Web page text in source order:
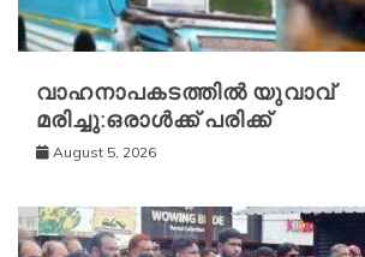
വാഹനാപകടത്തിൽ യുവാവ്
മരിച്ചു:ഒരാൾക്ക് പരിക്ക്
August 5, 2026